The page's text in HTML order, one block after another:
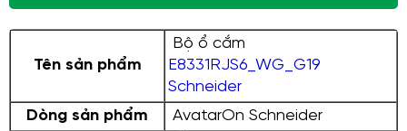
Tên sản phẩm
Bộ ổ cắm
E8331RJS6_WG_G19
Schneider
Dòng sản phẩm
AvatarOn Schneider